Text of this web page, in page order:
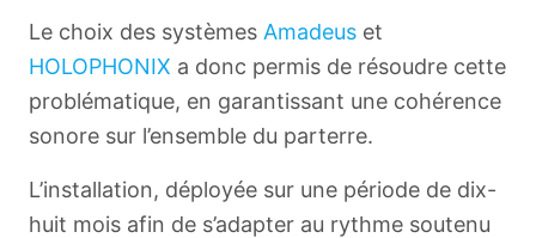
Le choix des systèmes Amadeus et
HOLOPHONIX a donc permis de résoudre cette
problématique, en garantissant une cohérence
sonore sur l’ensemble du parterre.
L’installation, déployée sur une période de dix-
huit mois afin de s’adapter au rythme soutenu